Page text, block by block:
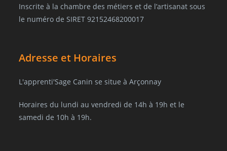
Inscrite à la chambre des métiers et de l’artisanat sous
le numéro de SIRET 92152468200017
Adresse et Horaires
L'apprenti'Sage Canin se situe à Arçonnay
Horaires du lundi au vendredi de 14h à 19h et le
samedi de 10h à 19h.